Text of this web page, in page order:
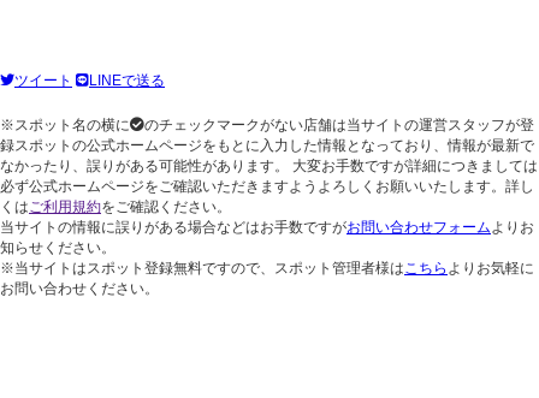
ツイート LINEで送る
※スポット名の横に
のチェックマークがない店舗は当サイトの運営スタッフが登
録スポットの公式ホームページをもとに入力した情報となっており、情報が最新で
なかったり、誤りがある可能性があります。 大変お手数ですが詳細につきましては
必ず公式ホームページをご確認いただきますようよろしくお願いいたします。詳し
くはご利用規約をご確認ください。
当サイトの情報に誤りがある場合などはお手数ですがお問い合わせフォームよりお
知らせください。
※当サイトはスポット登録無料ですので、スポット管理者様はこちら よりお気軽に
お問い合わせください。